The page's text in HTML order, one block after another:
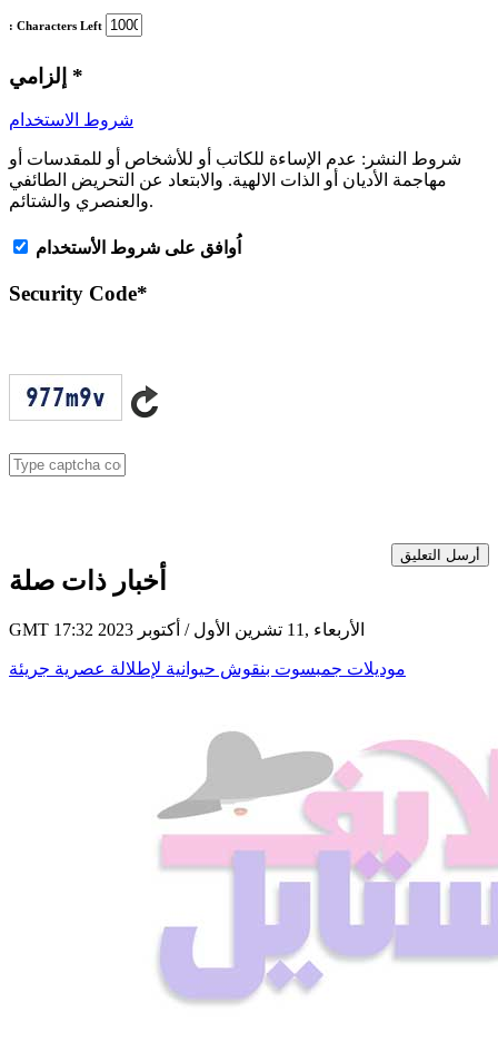
: Characters Left
*
شروط الاستخدام
شروط النشر: عدم الإساءة للكاتب أو للأشخاص أو للمقدسات أو
مهاجمة الأديان أو الذات الالهية. والابتعاد عن التحريض الطائفي
والعنصري والشتائم.
اُوافق على شروط الأستخدام
Security Code*
أرسل التعليق
أخبار ذات صلة
GMT 17:32 2023 الأربعاء ,11 تشرين الأول / أكتوبر
موديلات جمبسوت بنقوش حيوانية لإطلالة عصرية جريئة